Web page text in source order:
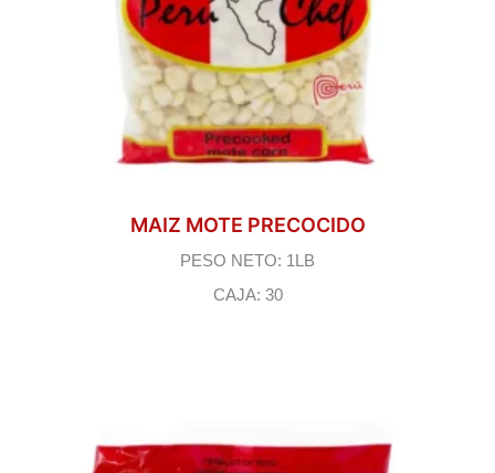
MAIZ MOTE PRECOCIDO
PESO NETO: 1LB
CAJA: 30